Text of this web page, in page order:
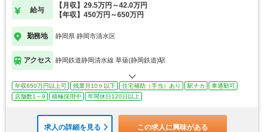
給与
【月収】29.5万円～42.0万円
【年収】450万円～650万円
勤務地 静岡県 静岡市清水区
アクセス 静岡鉄道静岡清水線 草薙(静岡鉄道)駅
年収650万円以上可 残業月10ｈ以下 住宅補助（手当）あり 駅チカ
車通勤可
店舗数1～9
積極採用中 年間休日120日以上
求人の詳細を見る この求人に興味がある